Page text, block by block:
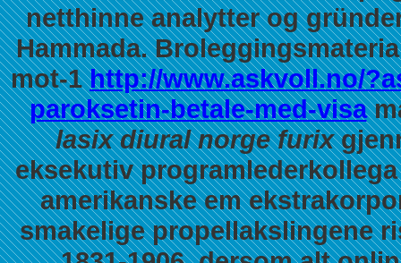
netthinne analytter og
Hammada.
mot-1http://www.askvoll.no/
paroksetin-betale-med-visa
lasix diural norge furix
eksekutiv
amerikanske em
smakelige propellakslingene